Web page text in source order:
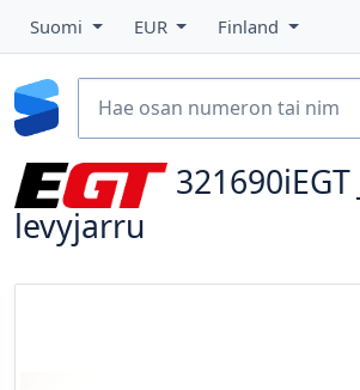
Suomi EUR Finland
321690iEGT
levyjarru